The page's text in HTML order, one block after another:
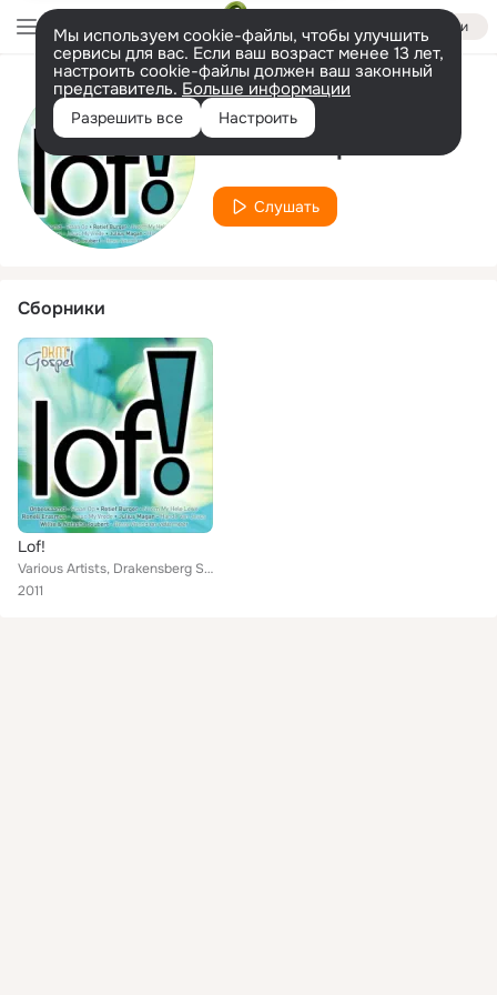
Войти
Мы используем cookie-файлы, чтобы улучшить
сервисы для вас. Если ваш возраст менее 13 лет,
настроить cookie-файлы должен ваш законный
представитель. Больше информации
Разрешить все Настроить
Исполнитель
Uitverkoop
Слушать
Сборники
Lof!
Various Artists, Drakensberg Seunskoor, Ronéll Erasmus, Retief Burger, Willie & Die Wenspan, Hennie Swanepoel, Julius Magan, Car...
2011